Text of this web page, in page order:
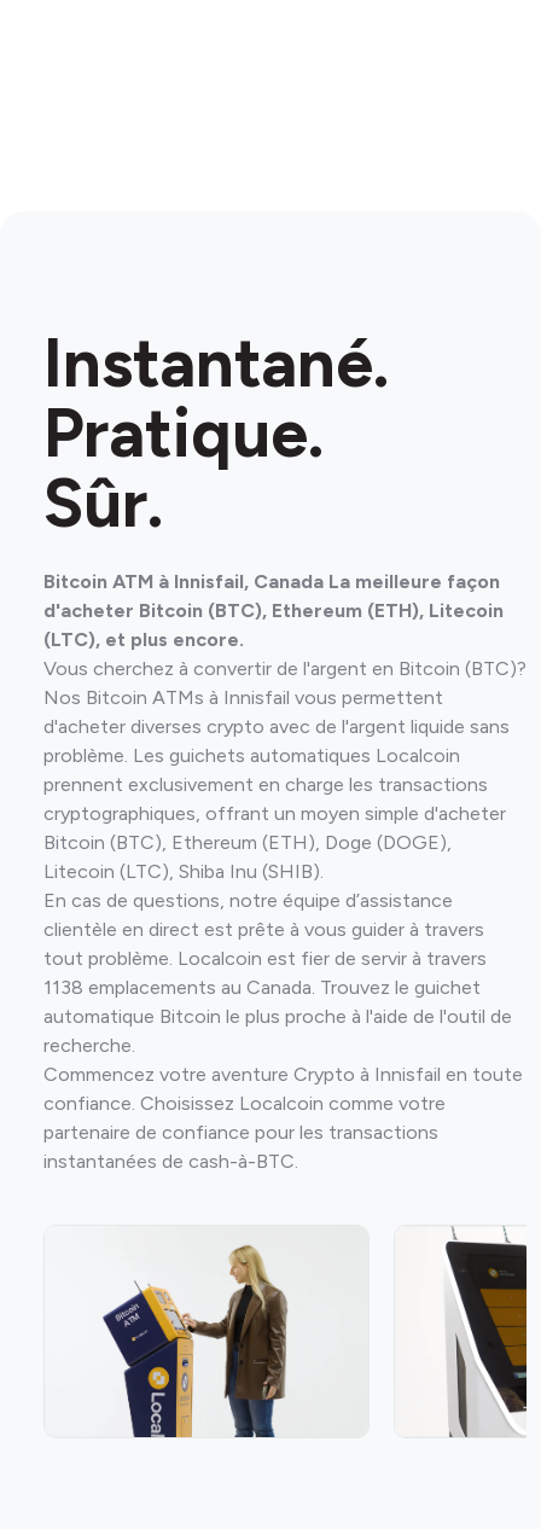
Instantané.
Pratique.
Sûr.
Bitcoin ATM à Innisfail, Canada La meilleure façon
d'acheter Bitcoin (BTC), Ethereum (ETH), Litecoin
(LTC), et plus encore.
Vous cherchez à convertir de l'argent en Bitcoin (BTC)?
Nos Bitcoin ATMs à Innisfail vous permettent
d'acheter diverses crypto avec de l'argent liquide sans
problème. Les guichets automatiques Localcoin
prennent exclusivement en charge les transactions
cryptographiques, offrant un moyen simple d'acheter
Bitcoin (BTC), Ethereum (ETH), Doge (DOGE),
Litecoin (LTC), Shiba Inu (SHIB).
En cas de questions, notre équipe d’assistance
clientèle en direct est prête à vous guider à travers
tout problème. Localcoin est fier de servir à travers
1138 emplacements au Canada. Trouvez le guichet
automatique Bitcoin le plus proche à l'aide de l'outil de
recherche.
Commencez votre aventure Crypto à Innisfail en toute
confiance. Choisissez Localcoin comme votre
partenaire de confiance pour les transactions
instantanées de cash-à-BTC.